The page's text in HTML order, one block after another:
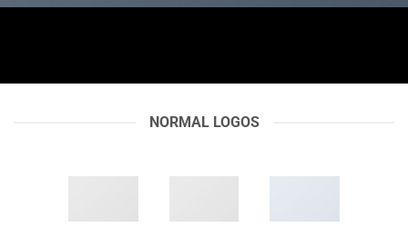
NORMAL LOGOS